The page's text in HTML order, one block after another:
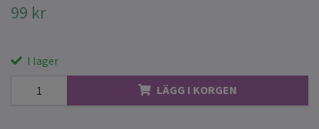
99 kr
I lager
LÄGG I KORGEN